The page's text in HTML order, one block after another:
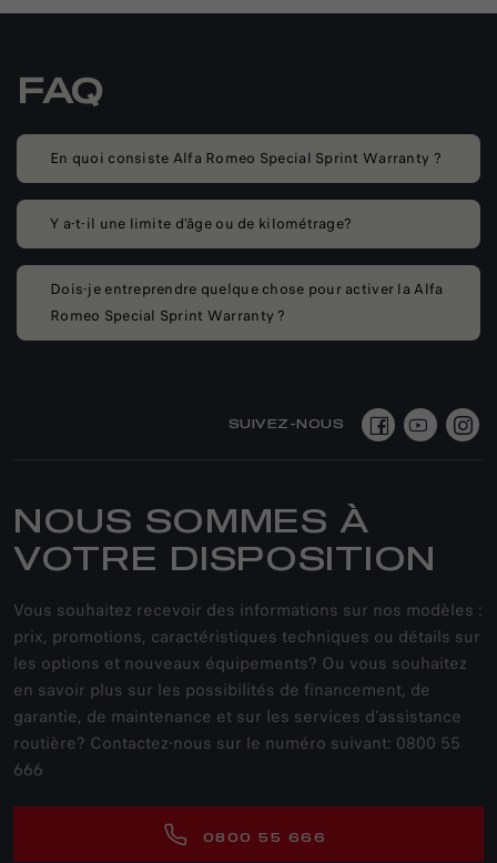
FAQ
En quoi consiste Alfa Romeo Special Sprint Warranty ?
Y a-t-il une limite d’âge ou de kilométrage?
Dois-je entreprendre quelque chose pour activer la Alfa
Romeo Special Sprint Warranty ?
SUIVEZ-NOUS
NOUS SOMMES À
VOTRE DISPOSITION
Vous souhaitez recevoir des informations sur nos modèles :
prix, promotions, caractéristiques techniques ou détails sur
les options et nouveaux équipements? Ou vous souhaitez
en savoir plus sur les possibilités de financement, de
garantie, de maintenance et sur les services d'assistance
routière? Contactez-nous sur le numéro suivant: 0800 55
666
0800 55 666